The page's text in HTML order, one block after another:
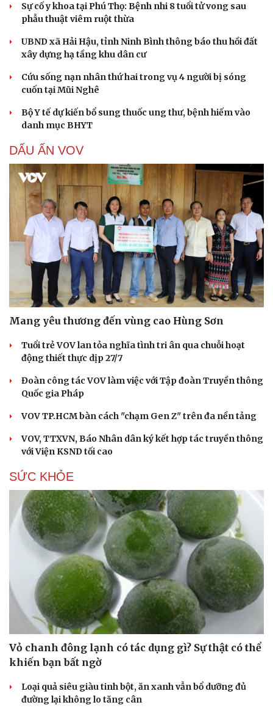
Sự cố y khoa tại Phú Thọ: Bệnh nhi 8 tuổi tử vong sau
phẫu thuật viêm ruột thừa
UBND xã Hải Hậu, tỉnh Ninh Bình thông báo thu hồi đất
xây dựng hạ tầng khu dân cư
Cứu sống nạn nhân thứ hai trong vụ 4 người bị sóng
cuốn tại Mũi Nghê
Bộ Y tế dự kiến bổ sung thuốc ung thư, bệnh hiếm vào
danh mục BHYT
DẤU ẤN VOV
Mang yêu thương đến vùng cao Hùng Sơn
Tuổi trẻ VOV lan tỏa nghĩa tình tri ân qua chuỗi hoạt
động thiết thực dịp 27/7
Đoàn công tác VOV làm việc với Tập đoàn Truyền thông
Quốc gia Pháp
VOV TP.HCM bàn cách "chạm Gen Z" trên đa nền tảng
VOV, TTXVN, Báo Nhân dân ký kết hợp tác truyền thông
với Viện KSND tối cao
SỨC KHỎE
Vỏ chanh đông lạnh có tác dụng gì? Sự thật có thể
khiến bạn bất ngờ
Loại quả siêu giàu tinh bột, ăn xanh vẫn bổ dưỡng đủ
đường lại không lo tăng cân